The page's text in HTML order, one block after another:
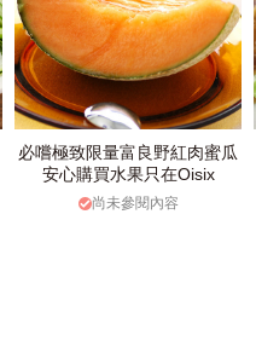
必嚐極致限量富良野紅肉蜜瓜
安心購買水果只在Oisix
尚未參閱內容